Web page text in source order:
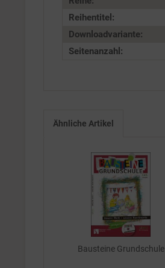
Reihentitel:
Downloadvariante:
Seitenanzahl:
Ähnliche Artikel
Bausteine Grundschule